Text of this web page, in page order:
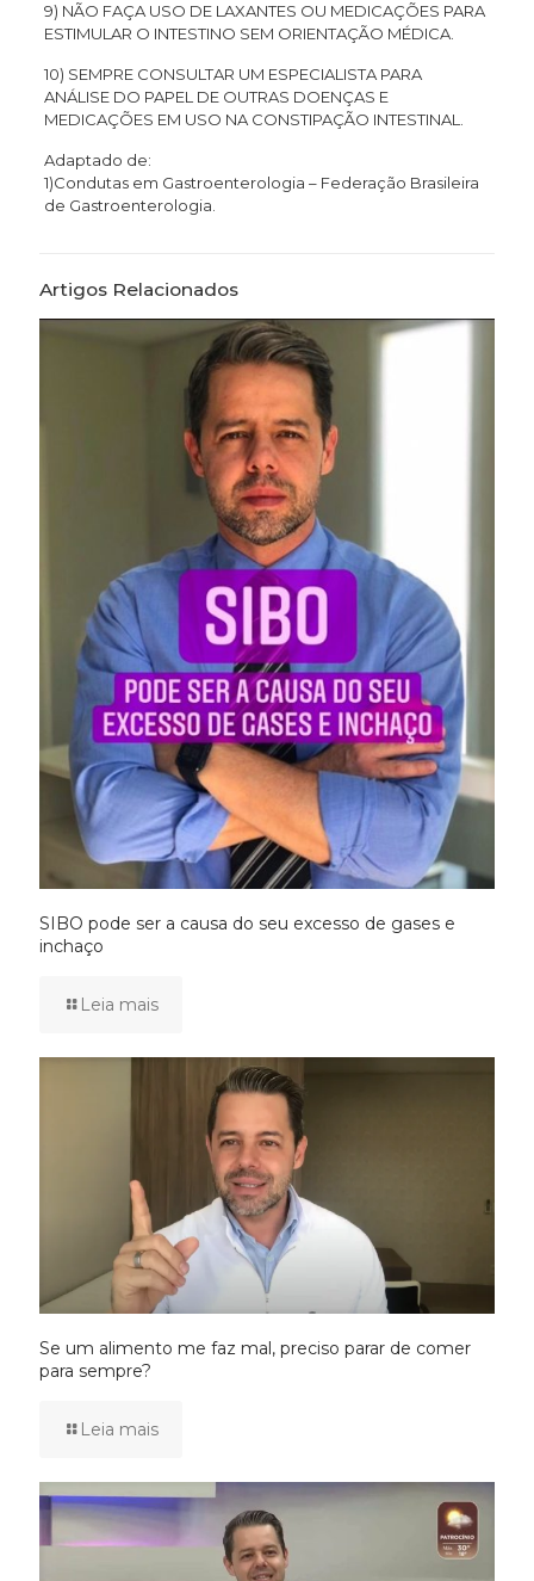
9) NÃO FAÇA USO DE LAXANTES OU MEDICAÇÕES PARA
ESTIMULAR O INTESTINO SEM ORIENTAÇÃO MÉDICA.
10) SEMPRE CONSULTAR UM ESPECIALISTA PARA
ANÁLISE DO PAPEL DE OUTRAS DOENÇAS E
MEDICAÇÕES EM USO NA CONSTIPAÇÃO INTESTINAL.
Adaptado de:
1)Condutas em Gastroenterologia – Federação Brasileira
de Gastroenterologia.
Artigos Relacionados
SIBO pode ser a causa do seu excesso de gases e
inchaço
Leia mais
Se um alimento me faz mal, preciso parar de comer
para sempre?
Leia mais